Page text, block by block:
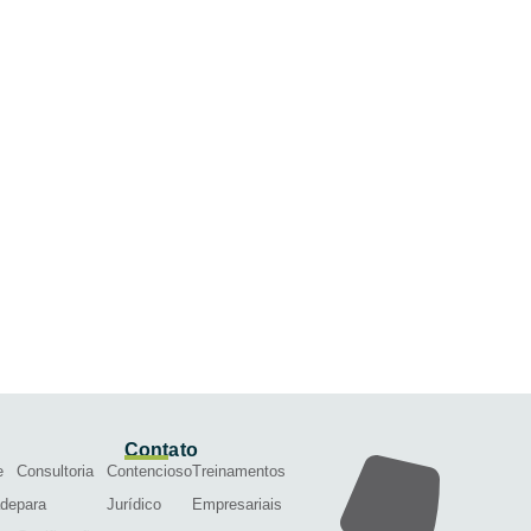
Consultoria
para
Contencioso
Jurídico
Treinamentos
Empresariais
Contato